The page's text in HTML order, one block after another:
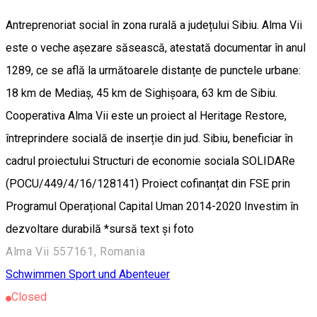
Antreprenoriat social în zona rurală a județului Sibiu. Alma Vii
este o veche așezare săsească, atestată documentar în anul
1289, ce se află la următoarele distanțe de punctele urbane:
18 km de Mediaș, 45 km de Sighișoara, 63 km de Sibiu.
Cooperativa Alma Vii este un proiect al Heritage Restore,
întreprindere socială de inserție din jud. Sibiu, beneficiar în
cadrul proiectului Structuri de economie sociala SOLIDARe
(POCU/449/4/16/128141) Proiect cofinanțat din FSE prin
Programul Operațional Capital Uman 2014-2020 Investim în
dezvoltare durabilă *sursă text și foto
Alma Vii 557161, Romania
Schwimmen Sport und Abenteuer
Closed